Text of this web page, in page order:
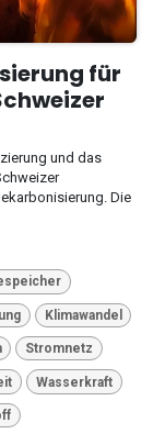
für
und das
Die
Klimawandel
Stromnetz
Wasserkraft